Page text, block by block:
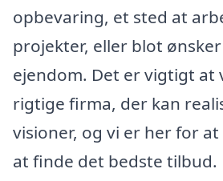
opbevaring, et sted at
projekter, eller blot
ejendom. Det er vigtigt at
rigtige firma, der kan
visioner, og vi er her for
at finde det bedste tilbud.